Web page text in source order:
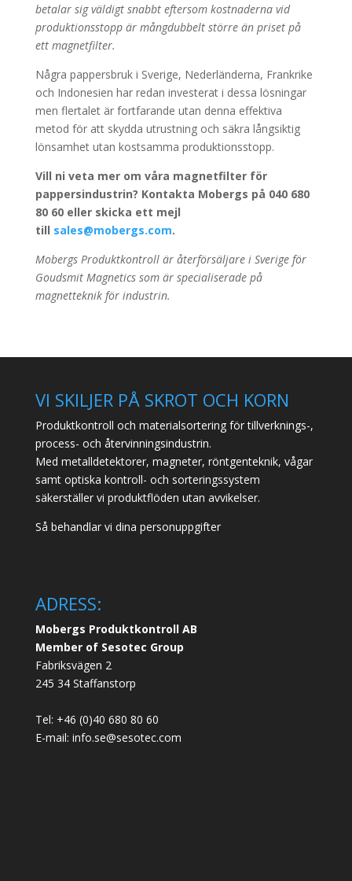
betalar sig väldigt snabbt eftersom kostnaderna vid
produktionsstopp är mångdubbelt större än priset på
ett magnetfilter.
Några pappersbruk i Sverige, Nederländerna, Frankrike
och Indonesien har redan investerat i dessa lösningar
men flertalet är fortfarande utan denna effektiva
metod för att skydda utrustning och säkra långsiktig
lönsamhet utan kostsamma produktionsstopp.
Vill ni veta mer om våra magnetfilter för
pappersindustrin? Kontakta Mobergs på 040 680
80 60 eller skicka ett mejl
till sales@mobergs.com.
Mobergs Produktkontroll är återförsäljare i Sverige för
Goudsmit Magnetics som är specialiserade på
magnetteknik för industrin.
VI SKILJER PÅ SKROT OCH KORN
Produktkontroll och materialsortering för tillverknings-,
process- och återvinningsindustrin.
Med metalldetektorer, magneter, röntgenteknik, vågar
samt optiska kontroll- och sorteringssystem
säkerställer vi produktflöden utan avvikelser.
Så behandlar vi dina personuppgifter
ADRESS:
Mobergs Produktkontroll AB
Member of Sesotec Group
Fabriksvägen 2
245 34 Staffanstorp
Tel: +46 (0)40 680 80 60
E-mail: info.se@sesotec.com